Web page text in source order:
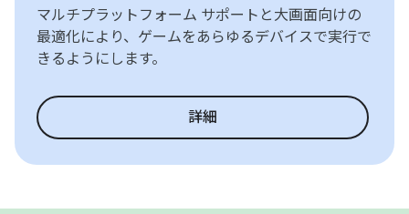
マルチプラットフォーム サポートと大画面向けの
最適化により、ゲームをあらゆるデバイスで実行で
きるようにします。
詳細